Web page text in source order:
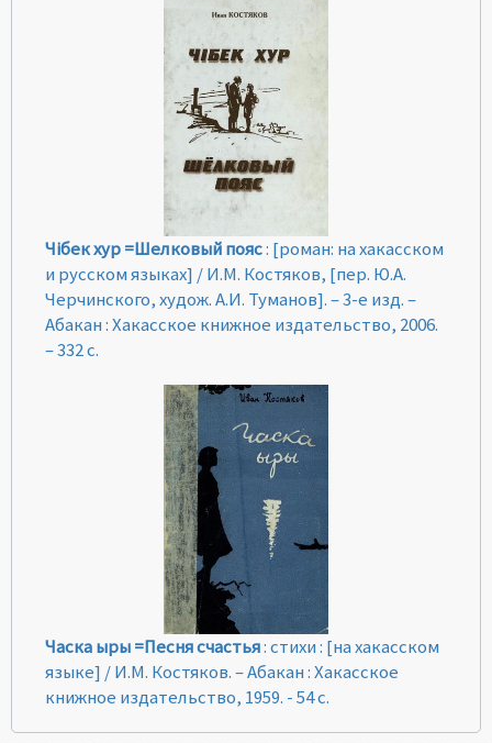
Чiбек хур =Шелковый пояс: [роман: на хакасском
и русском языках] / И.М. Костяков, [пер. Ю.А.
Черчинского, худож. А.И. Туманов]. – 3-е изд. –
Абакан : Хакасское книжное издательство, 2006.
– 332 с.
Часка ыры =Песня счастья: стихи : [на хакасском
языке] / И.М. Костяков. – Абакан : Хакасcкое
книжное издательство, 1959. - 54 с.